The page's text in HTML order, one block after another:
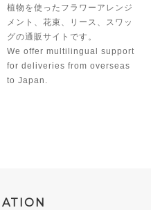
植物を使ったフラワーアレンジ
メント、花束、リース、スワッ
グの通販サイトです。
We offer multilingual support
for deliveries from overseas
to Japan.